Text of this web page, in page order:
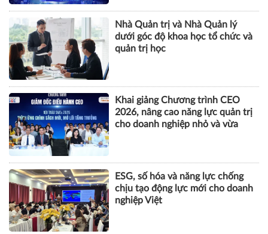
Nhà Quản trị và Nhà Quản lý
dưới góc độ khoa học tổ chức và
quản trị học
Khai giảng Chương trình CEO
2026, nâng cao năng lực quản trị
cho doanh nghiệp nhỏ và vừa
ESG, số hóa và năng lực chống
chịu tạo động lực mới cho doanh
nghiệp Việt